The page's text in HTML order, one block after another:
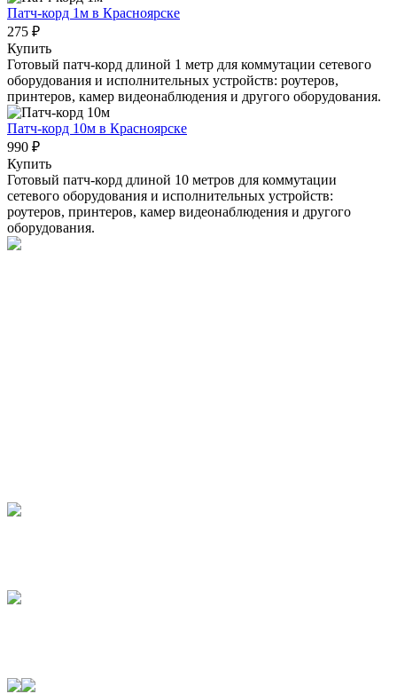
Патч-корд 1м в Красноярске
275 ₽
Купить
Готовый патч-корд длиной 1 метр для коммутации сетевого
оборудования и исполнительных устройств: роутеров,
принтеров, камер видеонаблюдения и другого оборудования.
Патч-корд 10м в Красноярске
990 ₽
Купить
Готовый патч-корд длиной 10 метров для коммутации
сетевого оборудования и исполнительных устройств:
роутеров, принтеров, камер видеонаблюдения и другого
оборудования.